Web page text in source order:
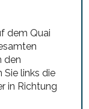
dem Quai
den
Sie links die
in Richtung